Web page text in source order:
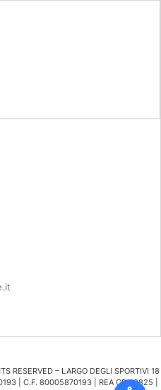
RESERVED – LARGO DEGLI SPORTIVI 18
| C.F. 80005870193 | REA CR 98825 |